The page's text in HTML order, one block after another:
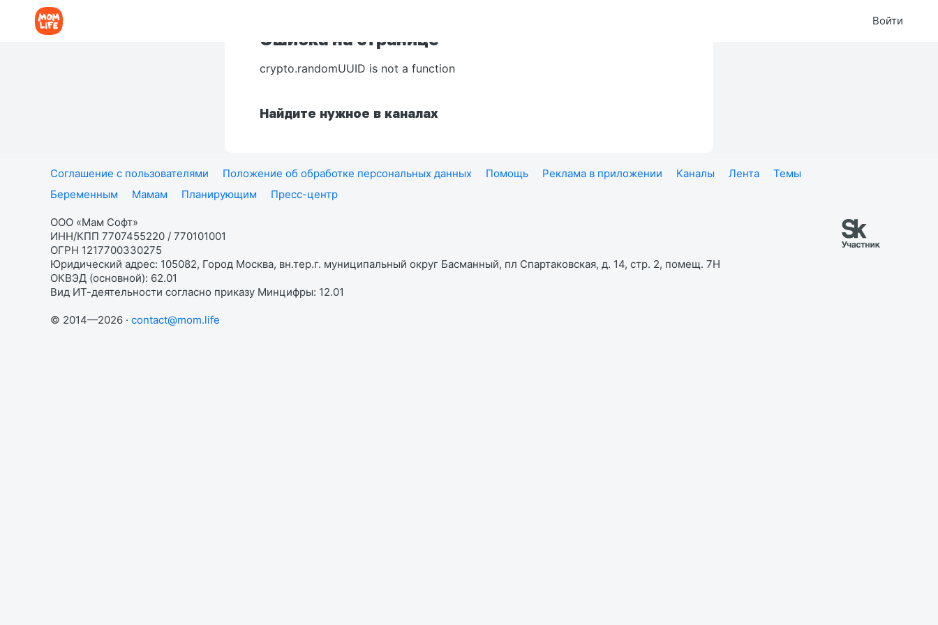
Войти
Ошибка на странице
crypto.randomUUID is not a function
Найдите нужное в каналах
Соглашение с пользователями Положение об обработке персональных данных Помощь Реклама в приложении Каналы Лента
Темы
Беременным
Мамам Планирующим Пресс-центр
ООО «Мам Софт»
ИНН/КПП 7707455220 / 770101001
ОГРН 1217700330275
Юридический адрес: 105082, Город Москва, вн.тер.г. муниципальный округ Басманный, пл Спартаковская, д. 14, стр. 2, помещ. 7Н
ОКВЭД (основной): 62.01
Вид ИТ-деятельности согласно приказу Минцифры: 12.01
© 2014—2026 · contact@mom.life